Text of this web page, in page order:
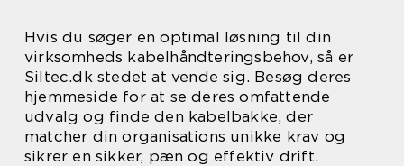
Hvis du søger en optimal løsning til din
virksomheds kabelhåndteringsbehov, så er
Siltec.dk stedet at vende sig. Besøg deres
hjemmeside for at se deres omfattende
udvalg og finde den kabelbakke, der
matcher din organisations unikke krav og
sikrer en sikker, pæn og effektiv drift.